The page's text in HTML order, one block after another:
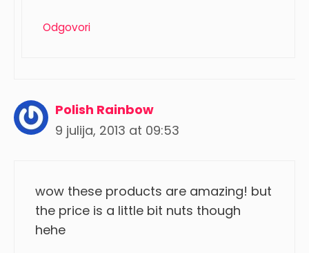
Odgovori
Polish Rainbow
9 julija, 2013 at 09:53
wow these products are amazing! but
the price is a little bit nuts though
hehe